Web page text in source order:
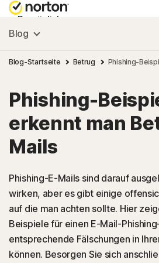
Persönlich
Small Business
Ressourcen
Support
Deutschland
Blog
Blog-Startseite Betrug Phishing-
Phishing-
erkennt man
Mails
Phishing-E-Mails sind darauf
wirken, aber es gibt einige
auf die man achten sollte. Hier
Beispiele für einen E-Mail-
entsprechende Fälschungen in
können. Besorgen Sie sich